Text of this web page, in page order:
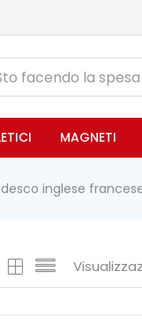
MAGNETI
inglese